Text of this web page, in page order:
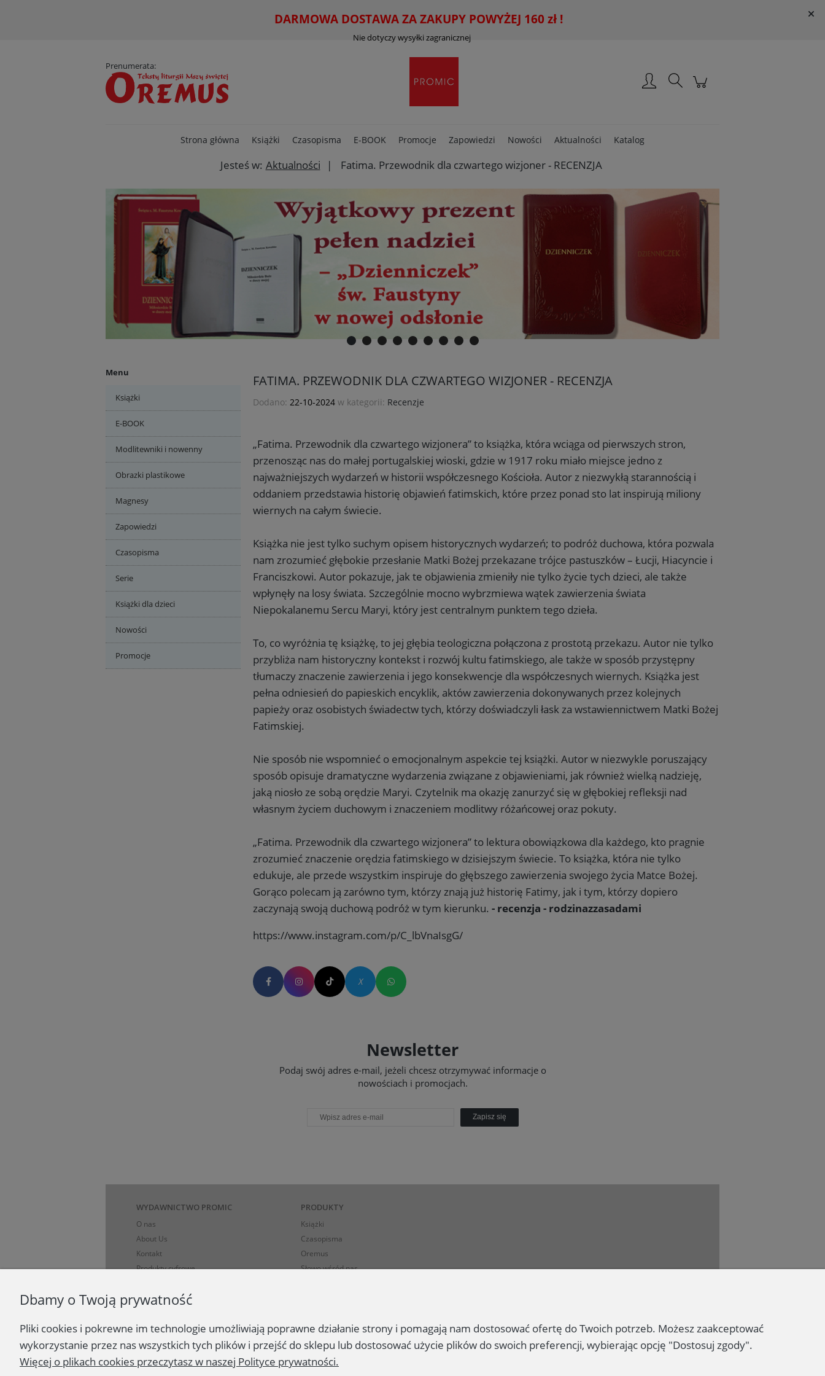
DARMOWA DOSTAWA ZA ZAKUPY POWYŻEJ 160 zł !
Nie dotyczy wysyłki zagranicznej
Prenumerata:
Strona główna Książki Czasopisma E-BOOK Promocje Zapowiedzi Nowości Aktualności Katalog
Jesteś w: Aktualności Fatima. Przewodnik dla czwartego wizjoner - RECENZJA
Menu
Książki
E-BOOK
Modlitewniki i nowenny
Obrazki plastikowe
Magnesy
Zapowiedzi
Czasopisma
Serie
Książki dla dzieci
Nowości
Promocje
FATIMA. PRZEWODNIK DLA CZWARTEGO WIZJONER - RECENZJA
Dodano: 22-10-2024 w kategorii: Recenzje
„Fatima. Przewodnik dla czwartego wizjonera” to książka, która wciąga od pierwszych stron,
przenosząc nas do małej portugalskiej wioski, gdzie w 1917 roku miało miejsce jedno z
najważniejszych wydarzeń w historii współczesnego Kościoła. Autor z niezwykłą starannością i
oddaniem przedstawia historię objawień fatimskich, które przez ponad sto lat inspirują miliony
wiernych na całym świecie.
Książka nie jest tylko suchym opisem historycznych wydarzeń; to podróż duchowa, która pozwala
nam zrozumieć głębokie przesłanie Matki Bożej przekazane trójce pastuszków – Łucji, Hiacyncie i
Franciszkowi. Autor pokazuje, jak te objawienia zmieniły nie tylko życie tych dzieci, ale także
wpłynęły na losy świata. Szczególnie mocno wybrzmiewa wątek zawierzenia świata
Niepokalanemu Sercu Maryi, który jest centralnym punktem tego dzieła.
To, co wyróżnia tę książkę, to jej głębia teologiczna połączona z prostotą przekazu. Autor nie tylko
przybliża nam historyczny kontekst i rozwój kultu fatimskiego, ale także w sposób przystępny
tłumaczy znaczenie zawierzenia i jego konsekwencje dla współczesnych wiernych. Książka jest
pełna odniesień do papieskich encyklik, aktów zawierzenia dokonywanych przez kolejnych
papieży oraz osobistych świadectw tych, którzy doświadczyli łask za wstawiennictwem Matki Bożej
Fatimskiej.
Nie sposób nie wspomnieć o emocjonalnym aspekcie tej książki. Autor w niezwykle poruszający
sposób opisuje dramatyczne wydarzenia związane z objawieniami, jak również wielką nadzieję,
jaką niosło ze sobą orędzie Maryi. Czytelnik ma okazję zanurzyć się w głębokiej refleksji nad
własnym życiem duchowym i znaczeniem modlitwy różańcowej oraz pokuty.
„Fatima. Przewodnik dla czwartego wizjonera” to lektura obowiązkowa dla każdego, kto pragnie
zrozumieć znaczenie orędzia fatimskiego w dzisiejszym świecie. To książka, która nie tylko
edukuje, ale przede wszystkim inspiruje do głębszego zawierzenia swojego życia Matce Bożej.
Gorąco polecam ją zarówno tym, którzy znają już historię Fatimy, jak i tym, którzy dopiero
zaczynają swoją duchową podróż w tym kierunku. - recenzja - rodzinazzasadami
https://www.instagram.com/p/C_lbVnaIsgG/
Newsletter
Podaj swój adres e-mail, jeżeli chcesz otrzymywać informacje o
nowościach i promocjach.
Zapisz się
WYDAWNICTWO PROMIC
O nas
About Us
Kontakt
Produkty cyfrowe
Koszty, sposoby i ograniczenia dostawy
Regulamin
Zasady zakupów
Ciekawe strony
PRODUKTY
Książki
Czasopisma
Oremus
Słowo wśród nas
Dbamy o Twoją prywatność
Pliki cookies i pokrewne im technologie umożliwiają poprawne działanie strony i pomagają nam dostosować ofertę do Twoich potrzeb. Możesz zaakceptować
wykorzystanie przez nas wszystkich tych plików i przejść do sklepu lub dostosować użycie plików do swoich preferencji, wybierając opcję "Dostosuj zgody".
Więcej o plikach cookies przeczytasz w naszej Polityce prywatności.